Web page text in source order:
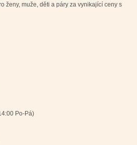
ženy, muže, děti a páry za vynikající ceny s
Po-Pá)